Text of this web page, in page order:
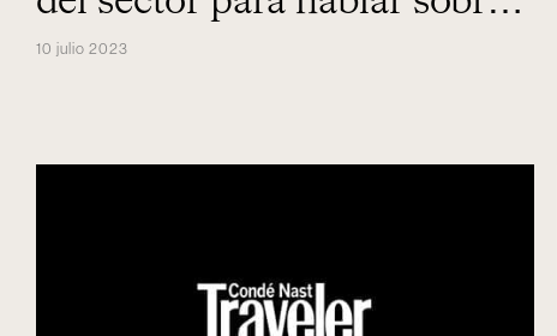
el futuro del viaje
10 julio 2023